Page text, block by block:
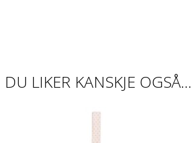
DU LIKER KANSKJE OGSÅ…